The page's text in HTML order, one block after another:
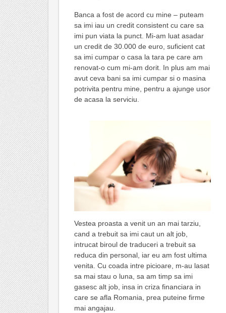
Banca a fost de acord cu mine – puteam
sa imi iau un credit consistent cu care sa
imi pun viata la punct. Mi-am luat asadar
un credit de 30.000 de euro, suficient cat
sa imi cumpar o casa la tara pe care am
renovat-o cum mi-am dorit. In plus am mai
avut ceva bani sa imi cumpar si o masina
potrivita pentru mine, pentru a ajunge usor
de acasa la serviciu.
Vestea proasta a venit un an mai tarziu,
cand a trebuit sa imi caut un alt job,
intrucat biroul de traduceri a trebuit sa
reduca din personal, iar eu am fost ultima
venita. Cu coada intre picioare, m-au lasat
sa mai stau o luna, sa am timp sa imi
gasesc alt job, insa in criza financiara in
care se afla Romania, prea puteine firme
mai angajau.